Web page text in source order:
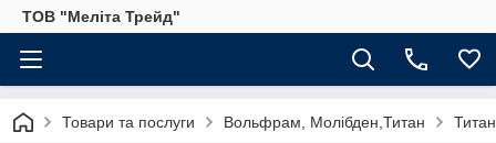
ТОВ "Меліта Трейд"
Товари та послуги Вольфрам, Молібден,Титан Титан